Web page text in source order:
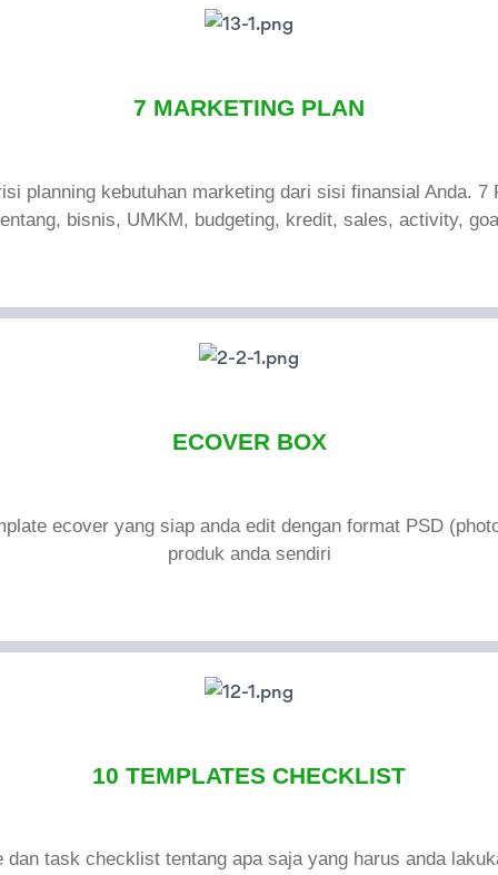
7 MARKETING PLAN
planning kebutuhan marketing dari sisi finansial Anda. 7
bisnis, UMKM, budgeting, kredit, sales, activity,
ECOVER BOX
ecover yang siap anda edit dengan format PSD
produk anda sendiri
10 TEMPLATES CHECKLIST
dan task checklist tentang apa saja yang harus anda